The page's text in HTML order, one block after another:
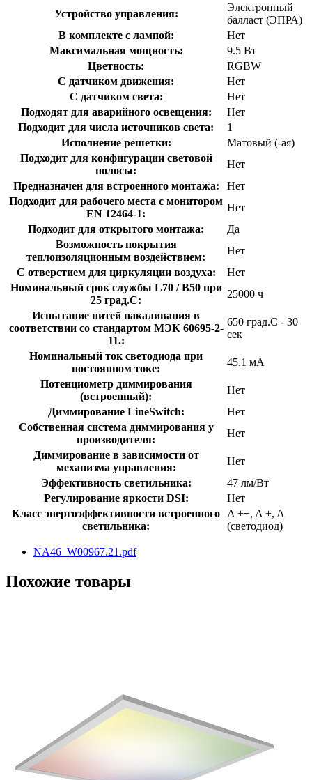
Устройство управления:
Электронный
балласт (ЭПРА)
В комплекте с лампой:
Нет
Максимальная мощность:
9.5 Вт
Цветность:
RGBW
С датчиком движения:
Нет
С датчиком света:
Нет
Подходят для аварийного освещения:
Нет
Подходит для числа источников света:
1
Исполнение решетки:
Матовый (-ая)
Подходит для конфигурации световой
полосы:
Нет
Предназначен для встроенного монтажа:
Нет
Подходит для рабочего места с монитором
EN 12464-1:
Нет
Подходит для открытого монтажа:
Да
Возможность покрытия
теплоизоляционным воздействием:
Нет
С отверстием для циркуляции воздуха:
Нет
Номинальный срок службы L70 / B50 при
25 град.C:
25000 ч
Испытание нитей накаливания в
соответствии со стандартом МЭК 60695-2-
11.:
650 град.C - 30
сек
Номинальный ток светодиода при
постоянном токе:
45.1 мА
Потенциометр диммирования
(встроенный):
Нет
Диммирование LineSwitch:
Нет
Собственная система диммирования у
производителя:
Нет
Диммирование в зависимости от
механизма управления:
Нет
Эффективность светильника:
47 лм/Вт
Регулирование яркости DSI:
Нет
Класс энергоэффективности встроенного
светильника:
A ++, A +, A
(светодиод)
NA46_W00967.21.pdf
Похожие товары